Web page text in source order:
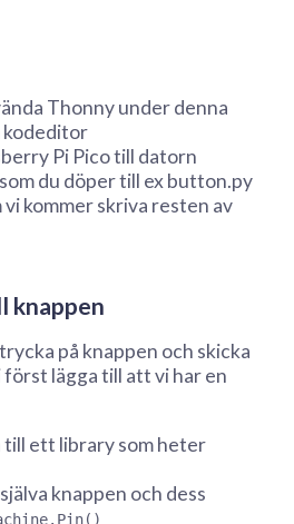
Thonny under denna
kodeditor
Pi Pico till datorn
du döper till ex button.py
vi kommer skriva resten av
knappen
på knappen och skicka
först lägga till att vi har en
till ett library som heter
knappen och dess